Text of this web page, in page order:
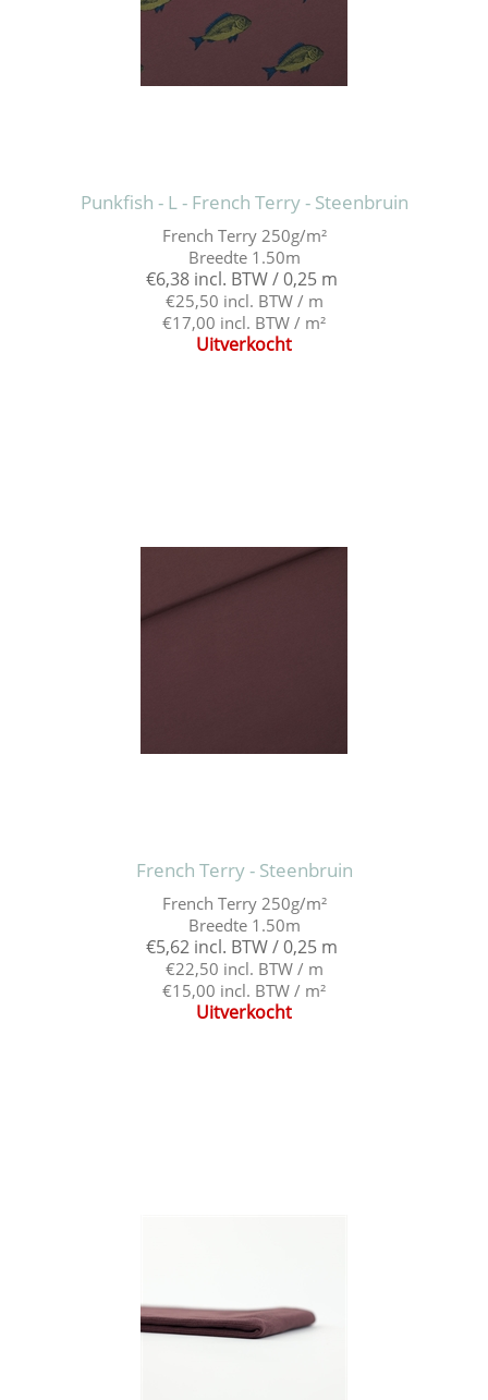
Punkfish - L - French Terry - Steenbruin
French Terry 250g/m²
Breedte 1.50m
€6,38 incl. BTW / 0,25 m
€25,50 incl. BTW / m
€17,00 incl. BTW / m²
Uitverkocht
French Terry - Steenbruin
French Terry 250g/m²
Breedte 1.50m
€5,62 incl. BTW / 0,25 m
€22,50 incl. BTW / m
€15,00 incl. BTW / m²
Uitverkocht